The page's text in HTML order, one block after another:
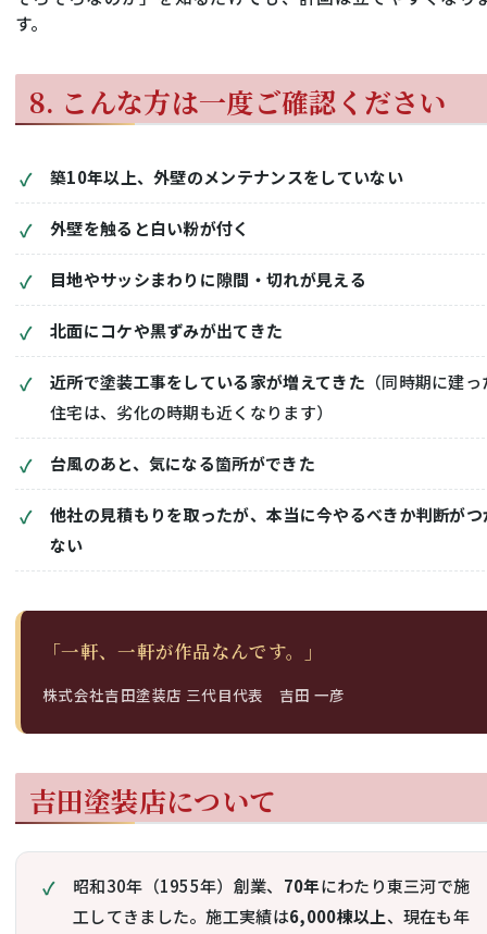
す。
8. こんな方は一度ご確認ください
築10年以上、外壁のメンテナンスをしていない
外壁を触ると白い粉が付く
目地やサッシまわりに隙間・切れが見える
北面にコケや黒ずみが出てきた
近所で塗装工事をしている家が増えてきた （同時期に建っ
住宅は、劣化の時期も近くなります）
台風のあと、気になる箇所ができた
他社の見積もりを取ったが、本当に今やるべきか判断がつ
ない
「一軒、一軒が作品なんです。」
株式会社吉田塗装店 三代目代表 吉田 一彦
吉田塗装店について
昭和30年（1955年）創業、 70年にわたり東三河で施
工してきました。施工実績は6,000棟以上、現在も年